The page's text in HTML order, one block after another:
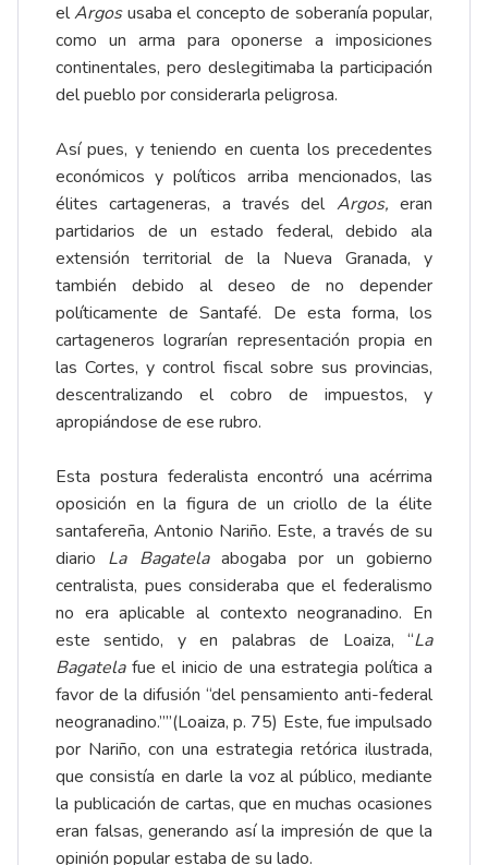
elArgosusaba el concepto de soberanía popular,
como un arma para oponerse a imposiciones
continentales, pero deslegitimaba la participación
del pueblo por considerarla peligrosa.
Así pues, y teniendo en cuenta los precedentes
económicos y políticos arriba mencionados, las
élites cartageneras, a través del Argos,eran
partidarios de un estado federal, debido ala
extensión territorial de la Nueva Granada, y
también debido al deseo de no depender
políticamente de Santafé. De esta forma, los
cartageneros lograrían representación propia en
las Cortes, y control fiscal sobre sus provincias,
descentralizando el cobro de impuestos, y
apropiándose de ese rubro.
Esta postura federalista encontró una acérrima
oposición en la figura de un criollo de la élite
santafereña, Antonio Nariño. Este, a través de su
diario La Bagatelaabogaba por un gobierno
centralista, pues consideraba que el federalismo
no era aplicable al contexto neogranadino. En
este sentido, y en palabras de Loaiza, “La
Bagatela fue el inicio de una estrategia política a
favor de la difusión “del pensamiento anti-federal
neogranadino.””(Loaiza, p. 75) Este, fue impulsado
por Nariño, con una estrategia retórica ilustrada,
que consistía en darle la voz al público, mediante
la publicación de cartas, que en muchas ocasiones
eran falsas, generando así la impresión de que la
opinión popular estaba de su lado.